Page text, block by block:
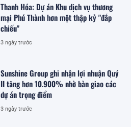
Thanh Hóa: Dự án Khu dịch vụ thương
mại Phú Thành hơn một thập kỷ "đắp
chiếu"
3 ngày trước
Sunshine Group ghi nhận lợi nhuận Quý
II tăng hơn 10.900% nhờ bàn giao các
dự án trọng điểm
3 ngày trước